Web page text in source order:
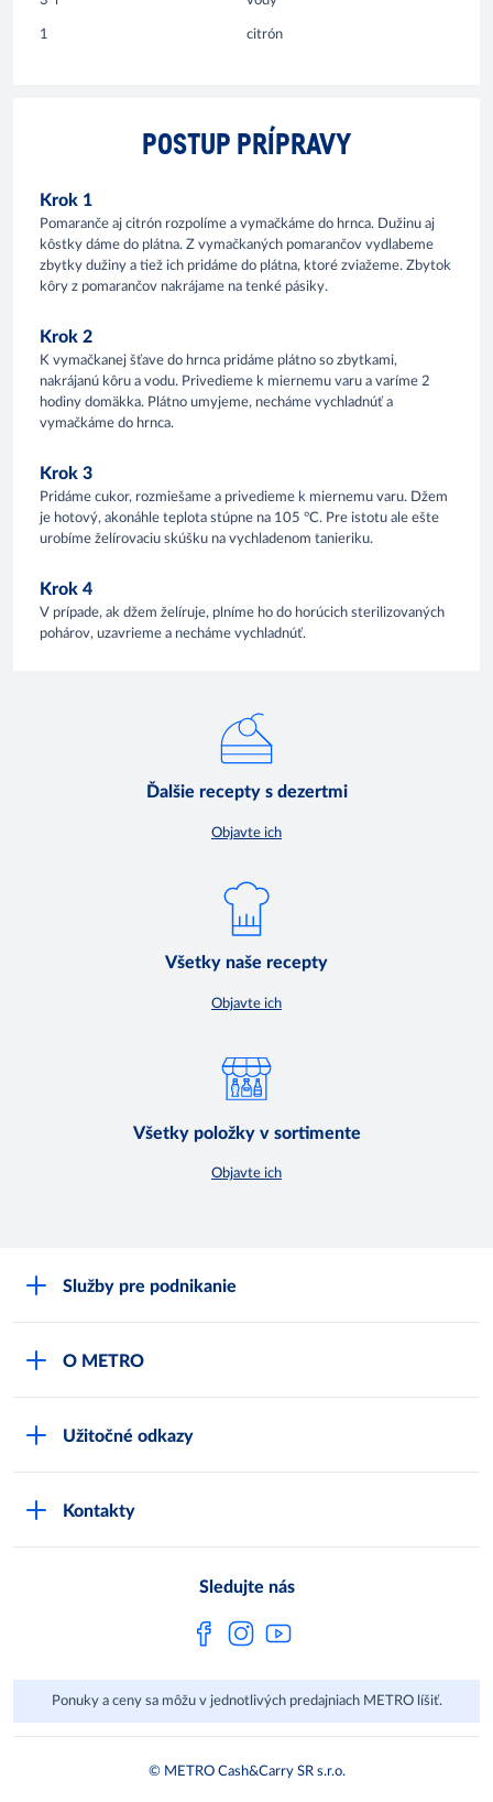
1 citrón
POSTUP PRÍPRAVY
Krok 1
Pomaranče aj citrón rozpolíme a vymačkáme do hrnca. Dužinu aj
kôstky dáme do plátna. Z vymačkaných pomarančov vydlabeme
zbytky dužiny a tiež ich pridáme do plátna, ktoré zviažeme. Zbytok
kôry z pomarančov nakrájame na tenké pásiky.
Krok 2
K vymačkanej šťave do hrnca pridáme plátno so zbytkami,
nakrájanú kôru a vodu. Privedieme k miernemu varu a varíme 2
hodiny domäkka. Plátno umyjeme, necháme vychladnúť a
vymačkáme do hrnca.
Krok 3
Pridáme cukor, rozmiešame a privedieme k miernemu varu. Džem
je hotový, akonáhle teplota stúpne na 105 °C. Pre istotu ale ešte
urobíme želírovaciu skúšku na vychladenom tanieriku.
Krok 4
V prípade, ak džem želíruje, plníme ho do horúcich sterilizovaných
pohárov, uzavrieme a necháme vychladnúť.
Ďalšie recepty s dezertmi
Objavte ich
Všetky naše recepty
Objavte ich
Všetky položky v sortimente
Objavte ich
Služby pre podnikanie
Track & trace
O METRO
Užitočné odkazy
Kontakty
Sledujte nás
Ponuky a ceny sa môžu v jednotlivých predajniach METRO líšiť.
© METRO Cash&Carry SR s.r.o.